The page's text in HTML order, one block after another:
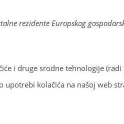
rezidente Europskog
i druge srodne tehnologije
upotrebi kolačića na našoj web